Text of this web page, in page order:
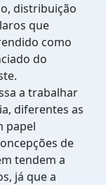
distribuição
que
como
do
a trabalhar
diferentes as
papel
de
tendem a
já que a